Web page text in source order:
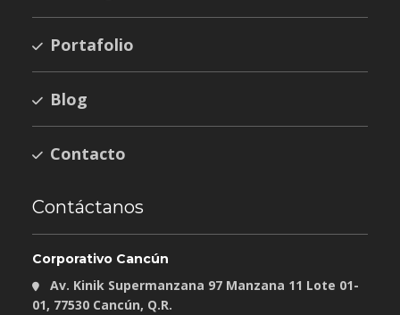
Portafolio
Blog
Contacto
Contáctanos
Corporativo Cancún
Av. Kinik Supermanzana 97 Manzana 11 Lote 01-
01, 77530 Cancún, Q.R.